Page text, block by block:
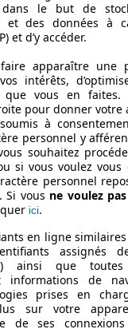
le but de
et des données à
et d’y accéder.
apparaître une
intérêts,
que vous en faites.
pour donner votre
à
personnel y
souhaitez
si vous voulez vous
personnel
Si vous ne voulez
ici.
en ligne
assignés
ainsi que
de
prises en
sur votre
de ses